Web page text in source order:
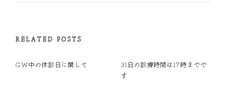
RELATED POSTS
GW中の休診日に関して
31日の診療時間は17時までで
す